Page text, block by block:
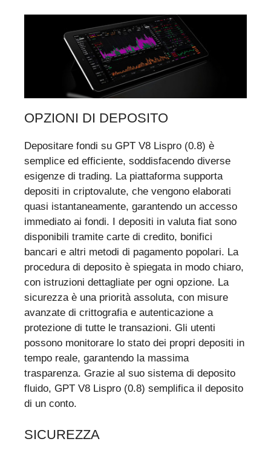
OPZIONI DI DEPOSITO
Depositare fondi su GPT V8 Lispro (0.8) è
semplice ed efficiente, soddisfacendo diverse
esigenze di trading. La piattaforma supporta
depositi in criptovalute, che vengono elaborati
quasi istantaneamente, garantendo un accesso
immediato ai fondi. I depositi in valuta fiat sono
disponibili tramite carte di credito, bonifici
bancari e altri metodi di pagamento popolari. La
procedura di deposito è spiegata in modo chiaro,
con istruzioni dettagliate per ogni opzione. La
sicurezza è una priorità assoluta, con misure
avanzate di crittografia e autenticazione a
protezione di tutte le transazioni. Gli utenti
possono monitorare lo stato dei propri depositi in
tempo reale, garantendo la massima
trasparenza. Grazie al suo sistema di deposito
fluido, GPT V8 Lispro (0.8) semplifica il deposito
di un conto.
SICUREZZA